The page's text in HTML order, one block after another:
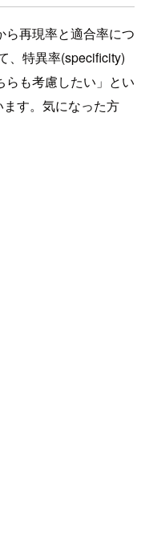
ら再現率と適合率につ
、特異率(specificity)
らも考慮したい」とい
す。気になった方